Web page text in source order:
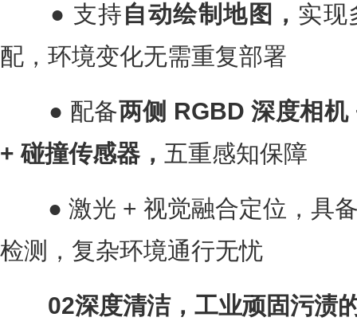
● 支持自动绘制地图， 实现
配，环境变化无需重复部署
● 配备两侧 RGBD 深度相
+ 碰撞传感器， 五重感知保障
● 激光 + 视觉融合定位，具备
检测，复杂环境通行无忧
02深度清洁，工业顽固污渍